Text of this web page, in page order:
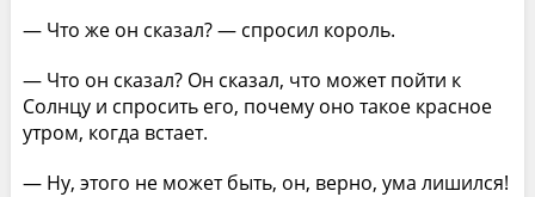
— Что же он сказал? — спросил король.
— Что он сказал? Он сказал, что может пойти к
Солнцу и спросить его, почему оно такое красное
утром, когда встает.
— Ну, этого не может быть, он, верно, ума лишился!